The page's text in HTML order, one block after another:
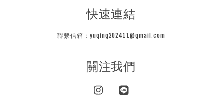
快速連結
聯繫信箱：yuqing202411@gmail.com
關注我們
Instagram